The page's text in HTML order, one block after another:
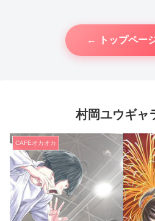
← トップペー
村岡ユウギャ
CAFEオカオカ